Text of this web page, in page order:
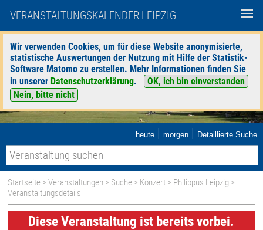
VERANSTALTUNGSKALENDER LEIPZIG
Wir verwenden Cookies, um für diese Website anonymisierte,
statistische Auswertungen der Nutzung mit Hilfe der Statistik-
Software Matomo zu erstellen. Mehr Informationen finden Sie
in unserer Datenschutzerklärung.
OK, ich bin einverstanden
Nein, bitte nicht
heute | morgen | Detaillierte Suche
Startseite >Veranstaltungen > Suche > Konzert > Philippus Leipzig >
Veranstaltungsdetails
Diese Veranstaltung ist bereits vorbei.